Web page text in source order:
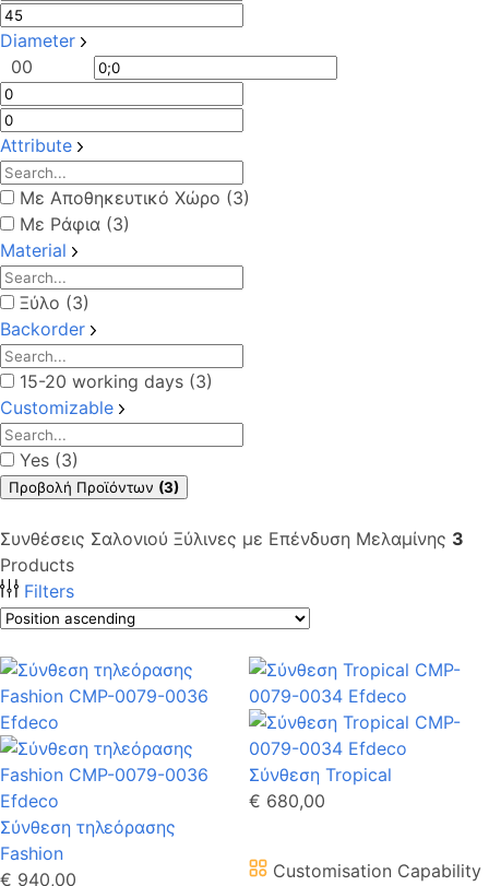
Diameter
00
Attribute
Με Αποθηκευτικό Χώρο (3)
Με Ράφια (3)
Material
Ξύλο (3)
Backorder
15-20 working days (3)
Customizable
Yes (3)
Προβολή Προϊόντων (3)
Συνθέσεις Σαλονιού Ξύλινες με Επένδυση Μελαμίνης 3
Products
Filters
Σύνθεση τηλεόρασης
Fashion
€ 940,00
Σύνθεση Tropical
€ 680,00
Customisation Capability